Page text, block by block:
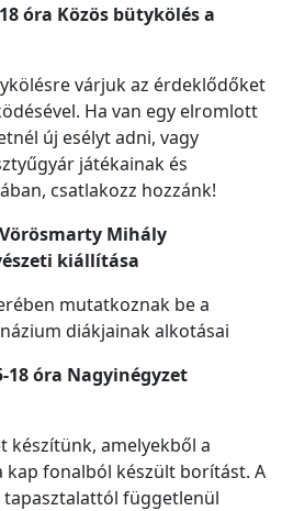
óra Közös bütykölés a
várjuk az érdeklődőket
Ha van egy elromlott
új esélyt adni, vagy
játékainak és
csatlakozz hozzánk!
Mihály
kiállítása
mutatkoznak be a
diákjainak alkotásai
18 óra Nagyinégyzet
készítünk, amelyekből a
kap fonalból készült borítást. A
függetlenül